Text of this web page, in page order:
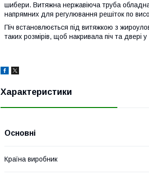
шибери. Витяжна нержавіюча труба
напрямних для регулювання решіток по
Піч встановлюється під витяжкою з
таких розмірів, щоб накривала піч та двері у
Характеристики
Основні
Країна виробник